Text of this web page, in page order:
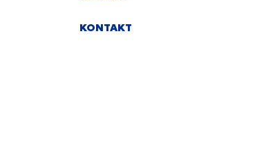
KONTAKT